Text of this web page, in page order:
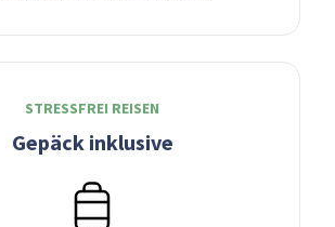
STRESSFREI REISEN
Gepäck inklusive